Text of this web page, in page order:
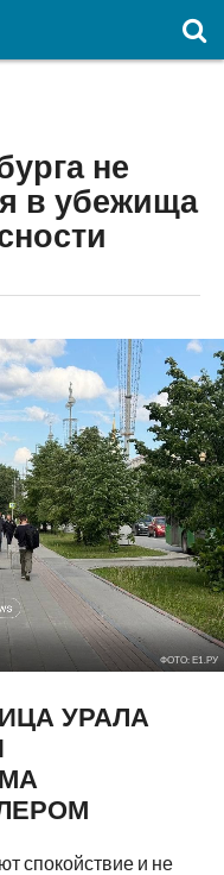
не
в убежища
ФОТО: Е1.РУ
УРАЛА
спокойствие и не